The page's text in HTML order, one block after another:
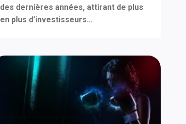
des dernières années, attirant de plus
en plus d’investisseurs...